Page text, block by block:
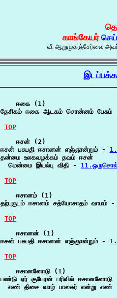
காங்கேயர்
வீ. ஆறுமுகஞ்சேர்வை
    ஈகை (1)
தேசிகம் ஈகை ஆடகம் சொன்னம் பேசும்
TOP
    ஈசன் (2)
ஈசன் பசுபதி ஈசானன் எஞ்ஞான்றும் -
தன்மை உலகவழக்கம் தவம் ஈசன்
  மென்மை இயல்பு விதி -
TOP
    ஈசானம் (1)
தற்புருடம் ஈசானம் சத்யோசாதம் வாமம் -
TOP
    ஈசானன் (1)
ஈசன் பசுபதி ஈசானன் எஞ்ஞான்றும் -
TOP
    ஈசானனோடு (1)
பண்டு ஏர் குபேரன் பரிவில் ஈசானனோடு
எண் திசை வாழ் பாலகர் என்று எண்